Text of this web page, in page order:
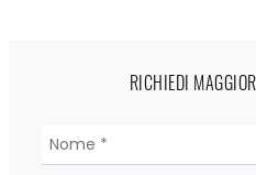
RICHIEDI